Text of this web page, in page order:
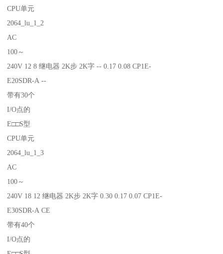
CPU单元
2064_lu_1_2
AC
100～
240V 12 8 继电器 2K步 2K字 -- 0.17 0.08 CP1E-
E20SDR-A --
带有30个
I/O点的
E□□S型
CPU单元
2064_lu_1_3
AC
100～
240V 18 12 继电器 2K步 2K字 0.30 0.17 0.07 CP1E-
E30SDR-A CE
带有40个
I/O点的